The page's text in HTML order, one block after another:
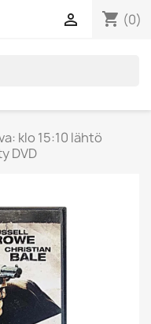
shopping_cart (0)

klo 15:10 lähtö
DVD